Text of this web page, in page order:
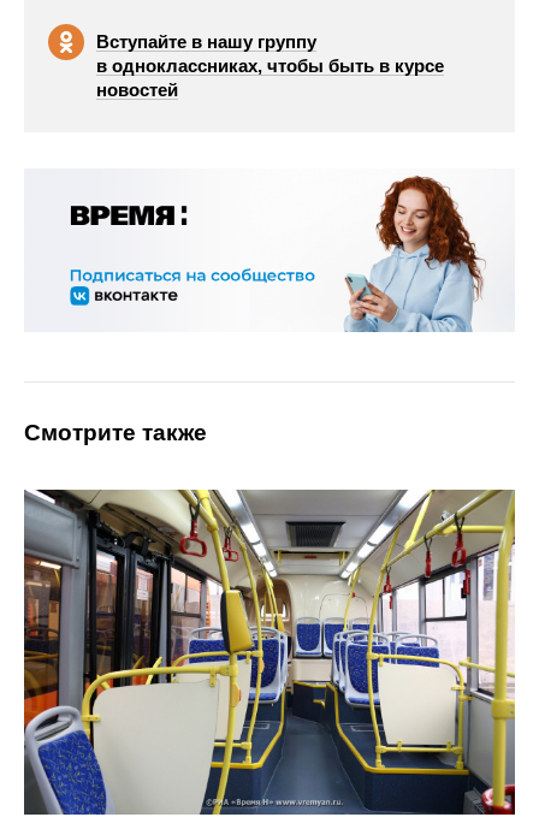
Вступайте в нашу группу
в одноклассниках, чтобы быть в курсе
новостей
Смотрите также